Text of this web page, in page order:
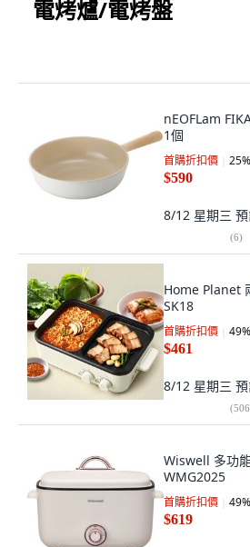
電烤爐/電烤盤
nEOFLam
1個
首購折扣價 25%
$590
8/12 星期三
(6)
Home Planet
SK18
首購折扣價 49%
$461
8/12 星期三
(
Wiswell 多功
WMG2025
首購折扣價 49%
$619